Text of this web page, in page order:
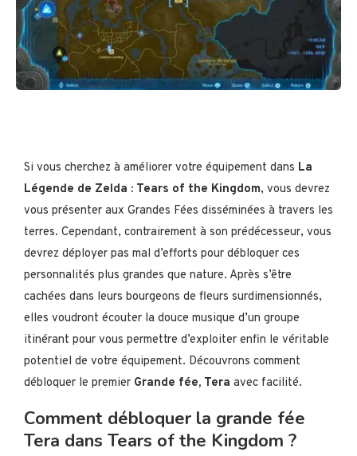
Si vous cherchez à améliorer votre équipement dans La
Légende de Zelda : Tears of the Kingdom, vous devrez
vous présenter aux Grandes Fées disséminées à travers les
terres. Cependant, contrairement à son prédécesseur, vous
devrez déployer pas mal d’efforts pour débloquer ces
personnalités plus grandes que nature. Après s’être
cachées dans leurs bourgeons de fleurs surdimensionnés,
elles voudront écouter la douce musique d’un groupe
itinérant pour vous permettre d’exploiter enfin le véritable
potentiel de votre équipement. Découvrons comment
débloquer le premier Grande fée, Tera avec facilité.
Comment débloquer la grande fée
Tera dans Tears of the Kingdom ?